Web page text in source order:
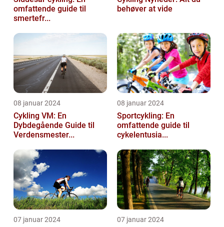
omfattende guide til
smertefr...
behøver at vide
08 januar 2024
Cykling VM: En
Dybdegående Guide til
Verdensmester...
08 januar 2024
Sportcykling: En
omfattende guide til
cykelentusia...
07 januar 2024 07 januar 2024